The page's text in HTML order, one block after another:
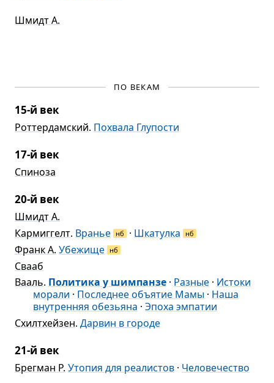
Шмидт А.
ПО ВЕКАМ
15-й век
Роттердамский. Похвала Глупости
17-й век
Спиноза
20-й век
Шмидт А.
Кармиггелт. Вранье нб · Шкатулка нб
Франк А. Убежище нб
Свааб
Вааль. Политика у шимпанзе · Разные · Истоки
морали · Последнее объятие Мамы · Наша
внутренняя обезьяна · Эпоха эмпатии
Схилтхейзен. Дарвин в городе
21-й век
Брегман Р. Утопия для реалистов · Человечество